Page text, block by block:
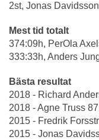
2st, Jonas Davidsson
Mest tid totalt
374:09h, PerOla
333:33h, Anders
Bästa resultat
2018 - Richard
2018 - Agne Truss
2015 - Fredrik
2015 - Jonas